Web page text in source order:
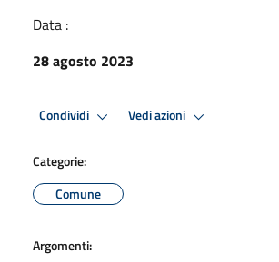
Data :
28 agosto 2023
Condividi Vedi azioni
Categorie:
Comune
Argomenti: